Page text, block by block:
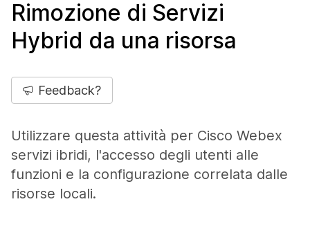
Rimozione di Servizi
Hybrid da una risorsa
Feedback?
Utilizzare questa attività per Cisco Webex
servizi ibridi, l'accesso degli utenti alle
funzioni e la configurazione correlata dalle
risorse locali.